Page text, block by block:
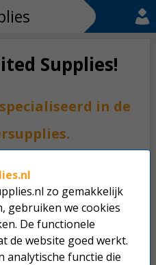
Supplies!
in de
gespecialiseerd in de
Een zeer professionele lijn
verkoop van
zo gemakkelijk
gebruiken we cookies
De functionele
de website goed werkt.
analytische functie die